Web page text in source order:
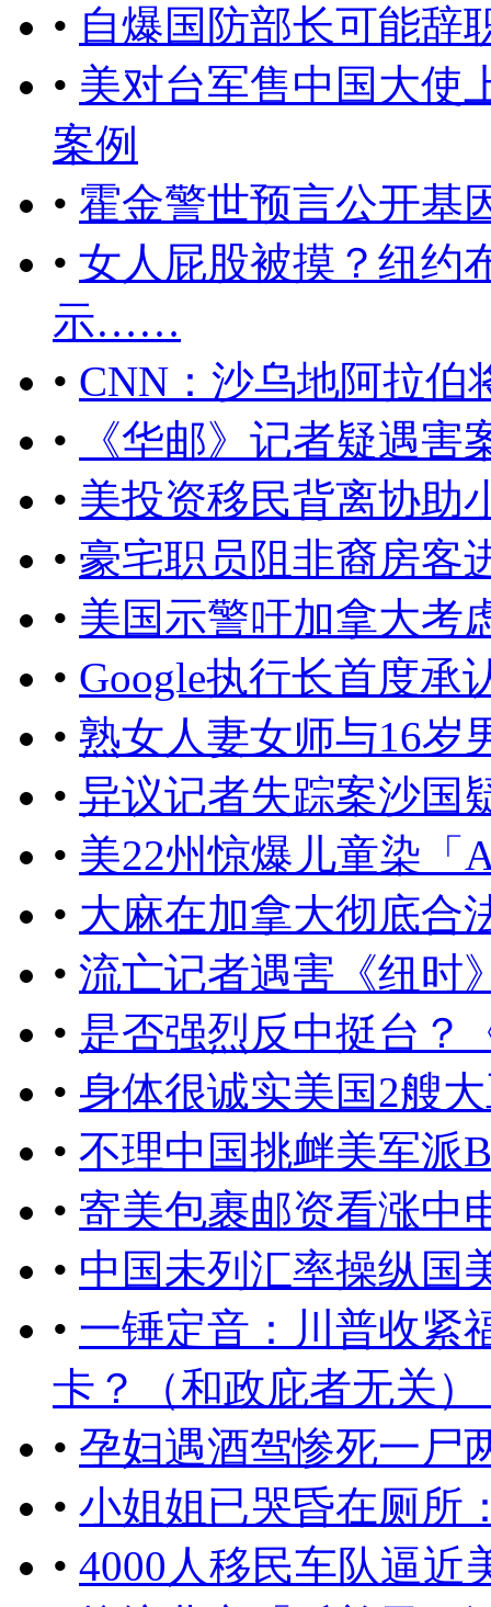
• 自爆国防部长可能辞
• 美对台军售中国大使
案例
• 霍金警世预言公开基
• 女人屁股被摸？纽约
示……
• CNN：沙乌地阿拉伯
•
《华邮》记者疑遇
• 美投资移民背离协助
• 豪宅职员阻非裔房客
• 美国示警吁加拿大考
• Google执行长首度承
• 熟女人妻女师与16岁
• 异议记者失踪案沙国
• 美22州惊爆儿童染「
• 大麻在加拿大彻底合
• 流亡记者遇害《纽时
• 是否强烈反中挺台？
• 身体很诚实美国2艘
• 不理中国挑衅美军派
• 寄美包裹邮资看涨中
• 中国未列汇率操纵国
• 一锤定音：川普收紧
卡？（和政庇者无关）
• 孕妇遇酒驾惨死一尸
• 小姐姐已哭昏在厕所
• 4000人移民车队逼近